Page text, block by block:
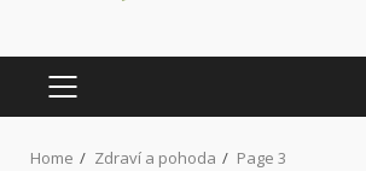
PRIMARY
Home Zdraví a pohoda Page 3